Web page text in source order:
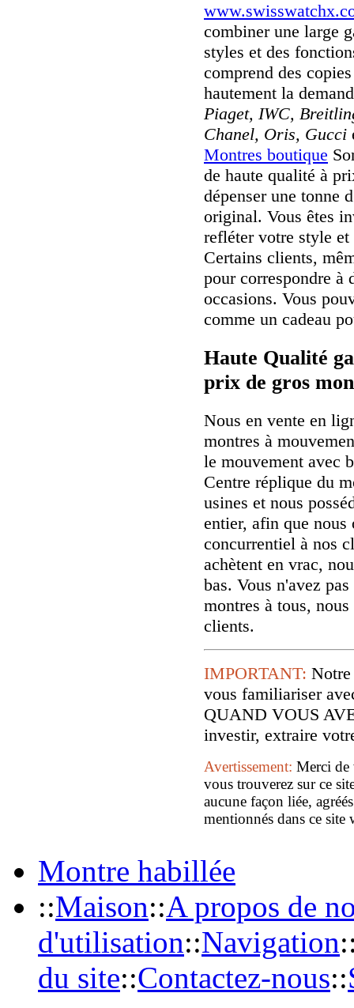
combiner une large
styles et des
comprend des
hautement la
Piaget, IWC,
Chanel, Oris, Gucci
Montres boutique
de haute qualité à
dépenser une tonne
original. Vous êtes
refléter votre style
Certains clients,
pour correspondre à
occasions. Vous
comme un cadeau
Haute Qualité
prix de gros
Nous en vente en
montres à
le mouvement avec
Centre réplique du
usines et nous
entier, afin que
concurrentiel à nos
achètent en vrac,
bas. Vous n'avez
montres à tous,
clients.
IMPORTANT:
vous familiariser
QUAND VOUS
investir, extraire
Avertissement: Merci de
vous trouverez sur ce
aucune façon liée,
mentionnés dans ce site
Montre habillée
::Maison::A propos de
d'utilisation::Navigation
du site::Contactez-nous::